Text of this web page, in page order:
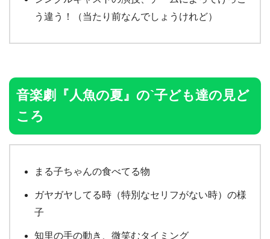
う違う！（当たり前なんでしょうけれど）
音楽劇『人魚の夏』の`子ども達の見ど
ころ
まる子ちゃんの食べてる物
ガヤガヤしてる時（特別なセリフがない時）の様
子
知里の手の動き、微笑むタイミング